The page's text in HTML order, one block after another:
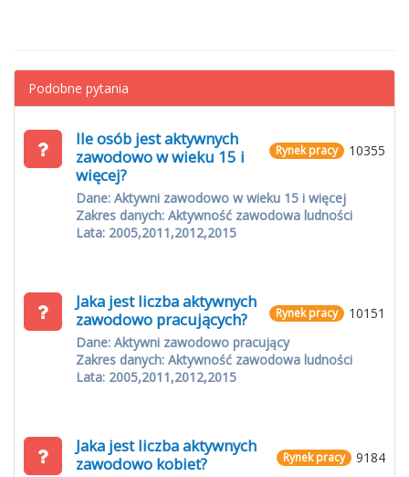
Podobne pytania
10355
Rynek pracy
Ile osób jest aktywnych
zawodowo w wieku 15 i
więcej?
Dane: Aktywni zawodowo w wieku 15 i więcej
Zakres danych: Aktywność zawodowa ludności
Lata: 2005,2011,2012,2015
10151
Rynek pracy
Jaka jest liczba aktywnych
zawodowo pracujących?
Dane: Aktywni zawodowo pracujący
Zakres danych: Aktywność zawodowa ludności
Lata: 2005,2011,2012,2015
9184
Rynek pracy
Jaka jest liczba aktywnych
zawodowo kobiet?